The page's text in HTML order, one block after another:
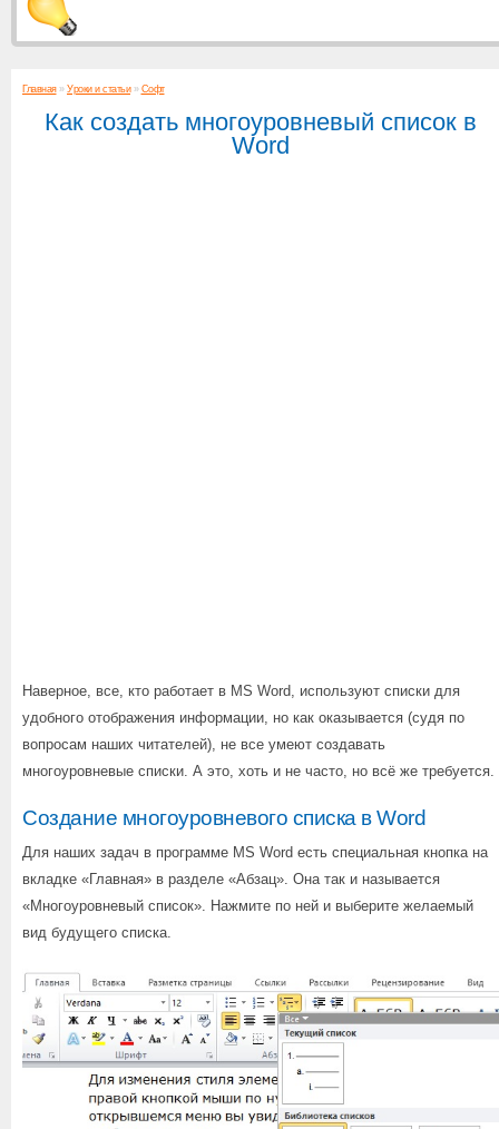
Главная» Уроки и статьи» Софт
Как создать многоуровневый список в
Word
Наверное, все, кто работает в MS Word, используют списки для
удобного отображения информации, но как оказывается (судя по
вопросам наших читателей), не все умеют создавать
многоуровневые списки. А это, хоть и не часто, но всё же требуется.
Создание многоуровневого списка в Word
Для наших задач в программе MS Word есть специальная кнопка на
вкладке «Главная» в разделе «Абзац». Она так и называется
«Многоуровневый список». Нажмите по ней и выберите желаемый
вид будущего списка.